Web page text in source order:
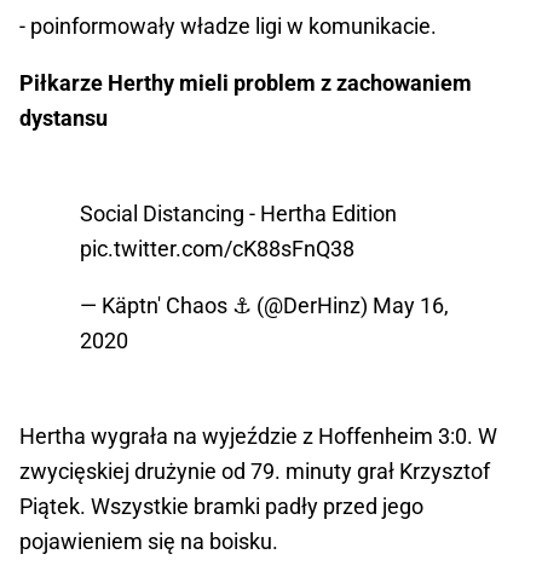
- poinformowały władze ligi w komunikacie.
Piłkarze Herthy mieli problem z zachowaniem
dystansu
Social Distancing - Hertha Edition
pic.twitter.com/cK88sFnQ38
— Käptn' Chaos ⚓ (@DerHinz) May 16,
2020
Hertha wygrała na wyjeździe z Hoffenheim 3:0. W
zwycięskiej drużynie od 79. minuty grał Krzysztof
Piątek. Wszystkie bramki padły przed jego
pojawieniem się na boisku.